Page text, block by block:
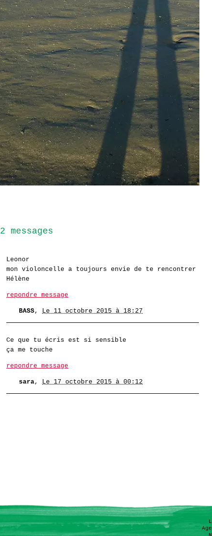
2 messages
Leonor
mon violoncelle a toujours envie de te rencontrer
Hélène
repondre message
BASS, Le 11 octobre 2015 à 18:27
Ce que tu écris est si sensible
ça me touche
repondre message
sara, Le 17 octobre 2015 à 00:12